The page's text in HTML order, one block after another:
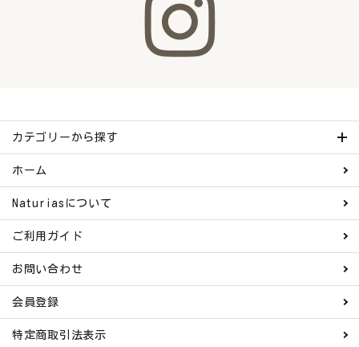
カテゴリーから探す
ホーム
Naturiasについて
ご利用ガイド
お問い合わせ
会員登録
特定商取引法表示